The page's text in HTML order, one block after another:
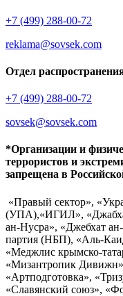
+7 (499) 288-00-72
reklama@sovsek.com
Отдел
+7 (499) 288-00-72
sovsek@sovsek.com
*Организации и
террористов и
запрещена в
«Правый сектор»,
(УПА),«ИГИЛ»,
ан-Нусра», «Джебхат
партия (НБП), «Аль-
«Меджлис крымско-
«Мизантропик
«Артподготовка»,
«Славянский союз»,